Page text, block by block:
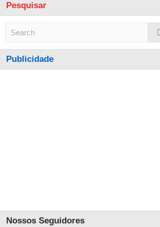
Pesquisar
Publicidade
Nossos Seguidores